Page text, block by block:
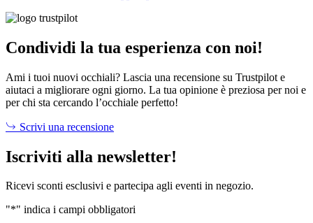
originale
135,00 €.67,50 €.
Condividi la tua esperienza con noi!
Ami i tuoi nuovi occhiali? Lascia una recensione su Trustpilot e
aiutaci a migliorare ogni giorno. La tua opinione è preziosa per noi e
per chi sta cercando l’occhiale perfetto!
Scrivi una recensione
Iscriviti alla newsletter!
Ricevi sconti esclusivi e partecipa agli eventi in negozio.
"*" indica i campi obbligatori